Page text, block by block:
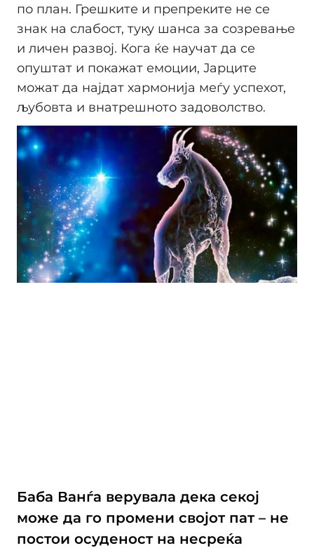
по план. Грешките и препреките не се
знак на слабост, туку шанса за созревање
и личен развој. Кога ќе научат да се
опуштат и покажат емоции, Јарците
можат да најдат хармонија меѓу успехот,
љубовта и внатрешното задоволство.
Баба Ванѓа верувала дека секој
може да го промени својот пат – не
постои осуденост на несреќа